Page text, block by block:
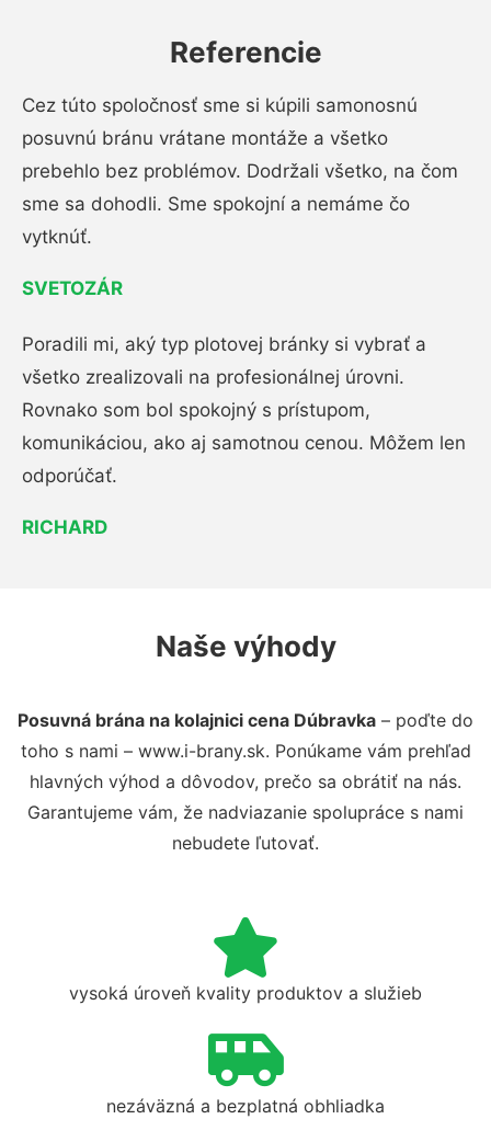
Referencie
Cez túto spoločnosť sme si kúpili samonosnú
posuvnú bránu vrátane montáže a všetko
prebehlo bez problémov. Dodržali všetko, na čom
sme sa dohodli. Sme spokojní a nemáme čo
vytknúť.
SVETOZÁR
Poradili mi, aký typ plotovej bránky si vybrať a
všetko zrealizovali na profesionálnej úrovni.
Rovnako som bol spokojný s prístupom,
komunikáciou, ako aj samotnou cenou. Môžem len
odporúčať.
RICHARD
Naše výhody
Posuvná brána na kolajnici cena Dúbravka – poďte do
toho s nami – www.i-brany.sk. Ponúkame vám prehľad
hlavných výhod a dôvodov, prečo sa obrátiť na nás.
Garantujeme vám, že nadviazanie spolupráce s nami
nebudete ľutovať.
vysoká úroveň kvality produktov a služieb
nezáväzná a bezplatná obhliadka